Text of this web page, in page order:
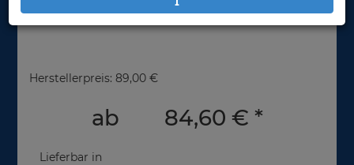
Herstellerpreis: 89,00 €
ab 84,60 € *
Lieferbar in